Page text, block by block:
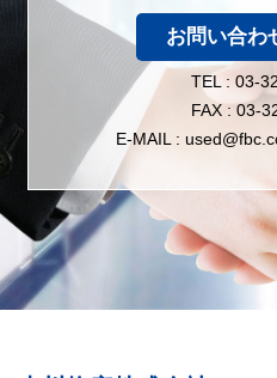
お問い合わ
TEL : 03-
FAX : 03-
E-MAIL :